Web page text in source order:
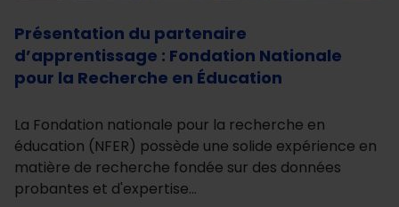
Présentation du partenaire
d’apprentissage : Fondation Nationale
pour la Recherche en Éducation
La Fondation nationale pour la recherche en
éducation (NFER) possède une solide expérience en
matière de recherche fondée sur des données
probantes et d'expertise…